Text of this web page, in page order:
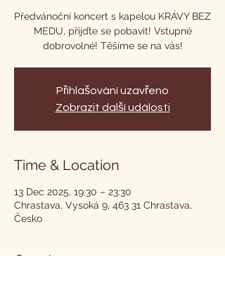
Předvánoční koncert s kapelou KRÁVY BEZ
MEDU, přijďte se pobavit! Vstupné
dobrovolné! Těšíme se na vás!
Přihlašování uzavřeno
Zobrazit další události
Time & Location
13 Dec 2025, 19:30 – 23:30
Chrastava, Vysoká 9, 463 31 Chrastava,
Česko
Guests